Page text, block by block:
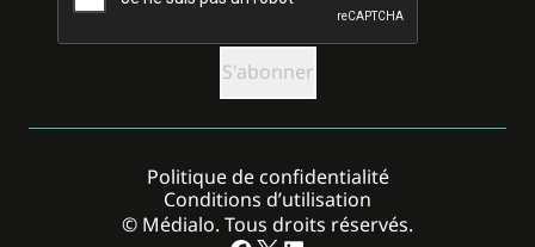
© Médialo. Tous droits réservés.
Politique de confidentialité
Conditions d’utilisation